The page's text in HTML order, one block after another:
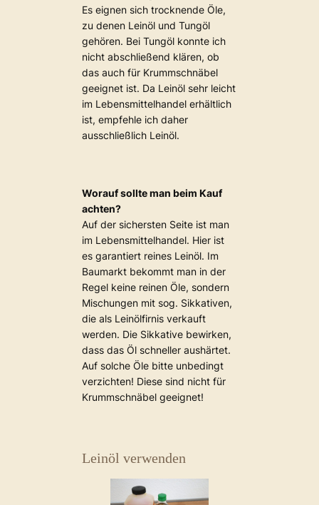
Es eignen sich trocknende Öle,
zu denen Leinöl und Tungöl
gehören. Bei Tungöl konnte ich
nicht abschließend klären, ob
das auch für Krummschnäbel
geeignet ist. Da Leinöl sehr leicht
im Lebensmittelhandel erhältlich
ist, empfehle ich daher
ausschließlich Leinöl.
Worauf sollte man beim Kauf
achten?
Auf der sichersten Seite ist man
im Lebensmittelhandel. Hier ist
es garantiert reines Leinöl. Im
Baumarkt bekommt man in der
Regel keine reinen Öle, sondern
Mischungen mit sog. Sikkativen,
die als Leinölfirnis verkauft
werden. Die Sikkative bewirken,
dass das Öl schneller aushärtet.
Auf solche Öle bitte unbedingt
verzichten! Diese sind nicht für
Krummschnäbel geeignet!
Leinöl verwenden